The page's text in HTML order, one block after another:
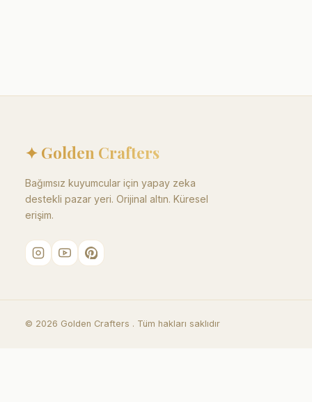
✦ Golden Crafters
Bağımsız kuyumcular için yapay zeka
destekli pazar yeri. Orijinal altın. Küresel
erişim.
© 2026 Golden Crafters . Tüm hakları saklıdır